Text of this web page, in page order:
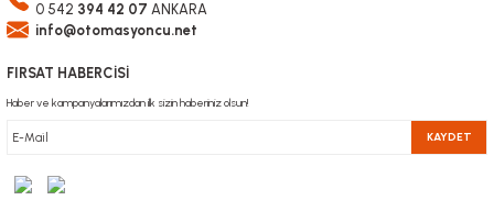
0 542 394 42 07 ANKARA
info@otomasyoncu.net
FIRSAT HABERCİSİ
Haber ve kampanyalarımızdan ilk sizin haberiniz olsun!
KAYDET